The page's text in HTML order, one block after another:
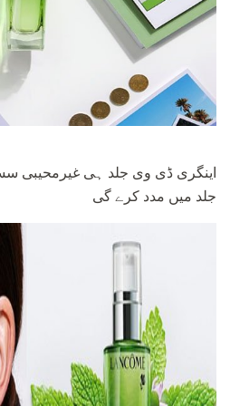
اینگری ڈی وی جلد ہی غیرمحیبی
جلد میں مدد کرے گی